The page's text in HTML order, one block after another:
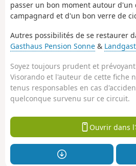
passer un bon moment autour d'un
campagnard et d'un bon verre de
Autres possibilités de se restaurer
Gasthaus Pension Sonne &
Soyez toujours prudent et
Visorando et l'auteur de cette fiche
tenus responsables en cas
quelconque survenu sur ce circuit.
Ouvrir dans